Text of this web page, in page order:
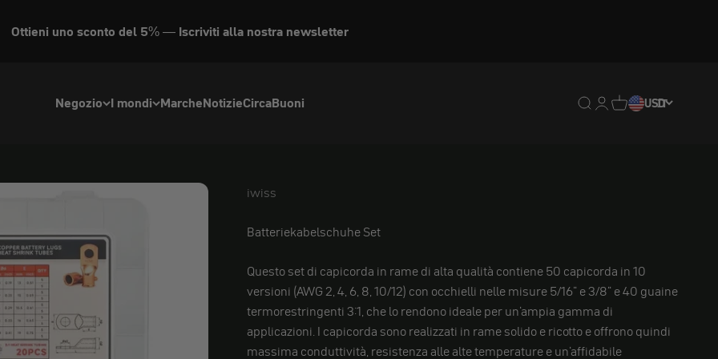
Ottieni uno sconto del 5% — Iscriviti alla nostra newsletter
Negozio I mondi MarcheNotizieCircaBuoni Traduzione mancante:
Traduzione
Traduzione
USD
IT
iwiss
iwiss
Batteriekabelschuhe Set
Questo set di capicorda in rame di alta qualità contiene 50 capicorda in 10
versioni (AWG 2, 4, 6, 8, 10/12) con occhielli nelle misure 5/16" e 3/8" e 40 guaine
termorestringenti 3:1, che lo rendono ideale per un'ampia gamma di
applicazioni. I capicorda sono realizzati in rame solido e ricotto e offrono quindi
massima conduttività, resistenza alle alte temperature e un'affidabile